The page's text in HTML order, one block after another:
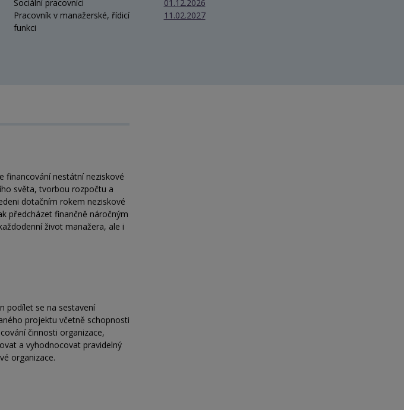
Sociální pracovníci
Pracovník v manažerské, řídicí
funkci
01.12.2026
11.02.2027
financování nestátní neziskové
světa, tvorbou rozpočtu a
dotačním rokem neziskové
předcházet finančně náročným
život manažera, ale i
podílet se na sestavení
projektu včetně schopnosti
činnosti organizace,
a vyhodnocovat pravidelný
organizace.